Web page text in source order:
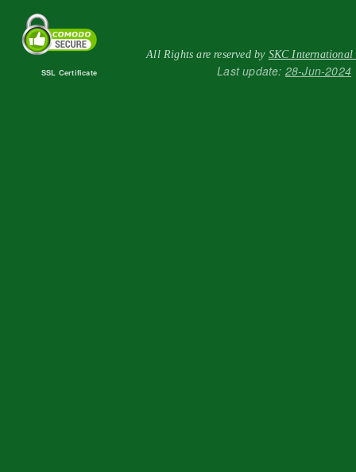
All Rights are reserved by SKC International
SSL Certificate Last update: 28-Jun-2024